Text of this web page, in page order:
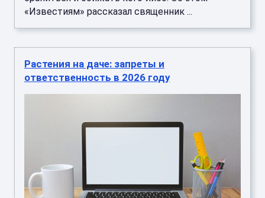
«Известиям» рассказал священник ...
Растения на даче: запреты и
ответственность в 2026 году